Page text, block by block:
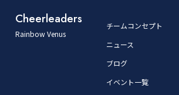
Cheerleaders
Rainbow Venus
チームコンセプト
ニュース
ブログ
イベント一覧